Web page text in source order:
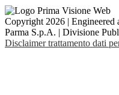
Copyright 2026 | Engineered
Parma S.p.A. | Divisione
Disclaimer trattamento dati